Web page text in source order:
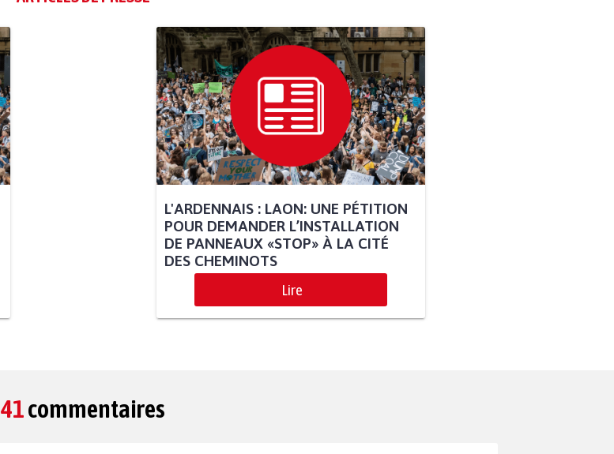
L'ARDENNAIS : LAON: UNE PÉTITION
POUR DEMANDER L’INSTALLATION
DE PANNEAUX «STOP» À LA CITÉ
DES CHEMINOTS
Lire
41commentaires